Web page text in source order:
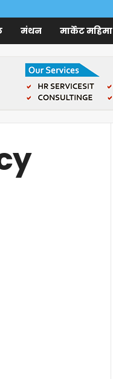
मंथन मार्केट महिमा